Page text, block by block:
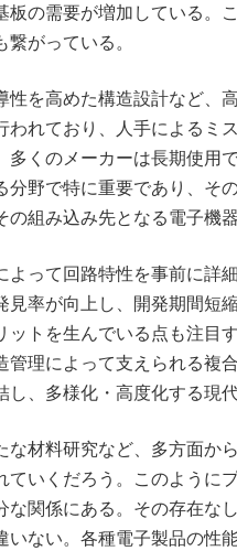
の需要が増加している。
がっている。
を高めた構造設計など、
れており、人手によるミ
くのメーカーは長期使用
野で特に重要であり、そ
組み込み先となる電子機
って回路特性を事前に詳
率が向上し、開発期間短
トを生んでいる点も注目
理によって支えられる複
、多様化・高度化する現
材料研究など、多方面か
いくだろう。このように
関係にある。その存在な
ない。各種電子製品の性